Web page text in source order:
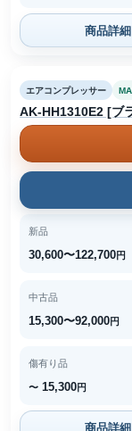
商品詳細
エアコンプレッサー
AK-HH1310E2 [ブ
新品
30,600〜122,700円
中古品
15,300〜92,000円
傷有り品
〜 15,300円
商品詳細